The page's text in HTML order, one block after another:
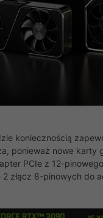
koniecznością
ponieważ nowe karty
PCIe z 12-
złącz 8-pinowych do